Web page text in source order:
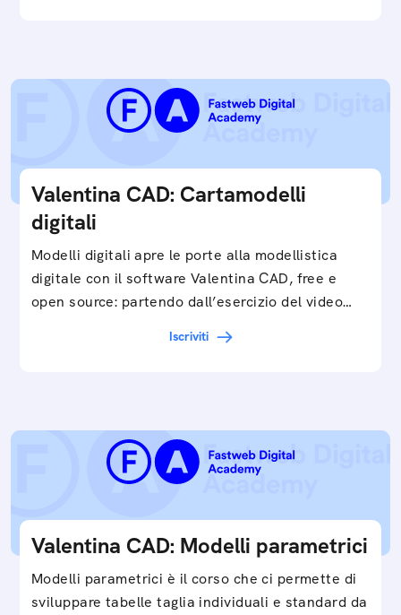
Valentina CAD: Cartamodelli
digitali
Modelli digitali apre le porte alla modellistica
digitale con il software Valentina CAD, free e
open source: partendo dall’esercizio del video…
Iscriviti
Valentina CAD: Modelli parametrici
Modelli parametrici è il corso che ci permette di
sviluppare tabelle taglia individuali e standard da